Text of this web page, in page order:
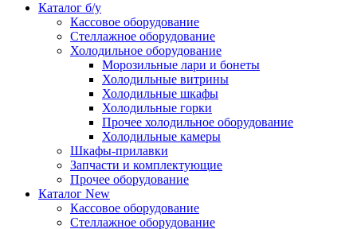
Каталог б/у
Кассовое оборудование
Стеллажное оборудование
Холодильное оборудование
Морозильные лари и бонеты
Холодильные витрины
Холодильные шкафы
Холодильные горки
Прочее холодильное оборудование
Холодильные камеры
Шкафы-прилавки
Запчасти и комплектующие
Прочее оборудование
Каталог New
Кассовое оборудование
Стеллажное оборудование